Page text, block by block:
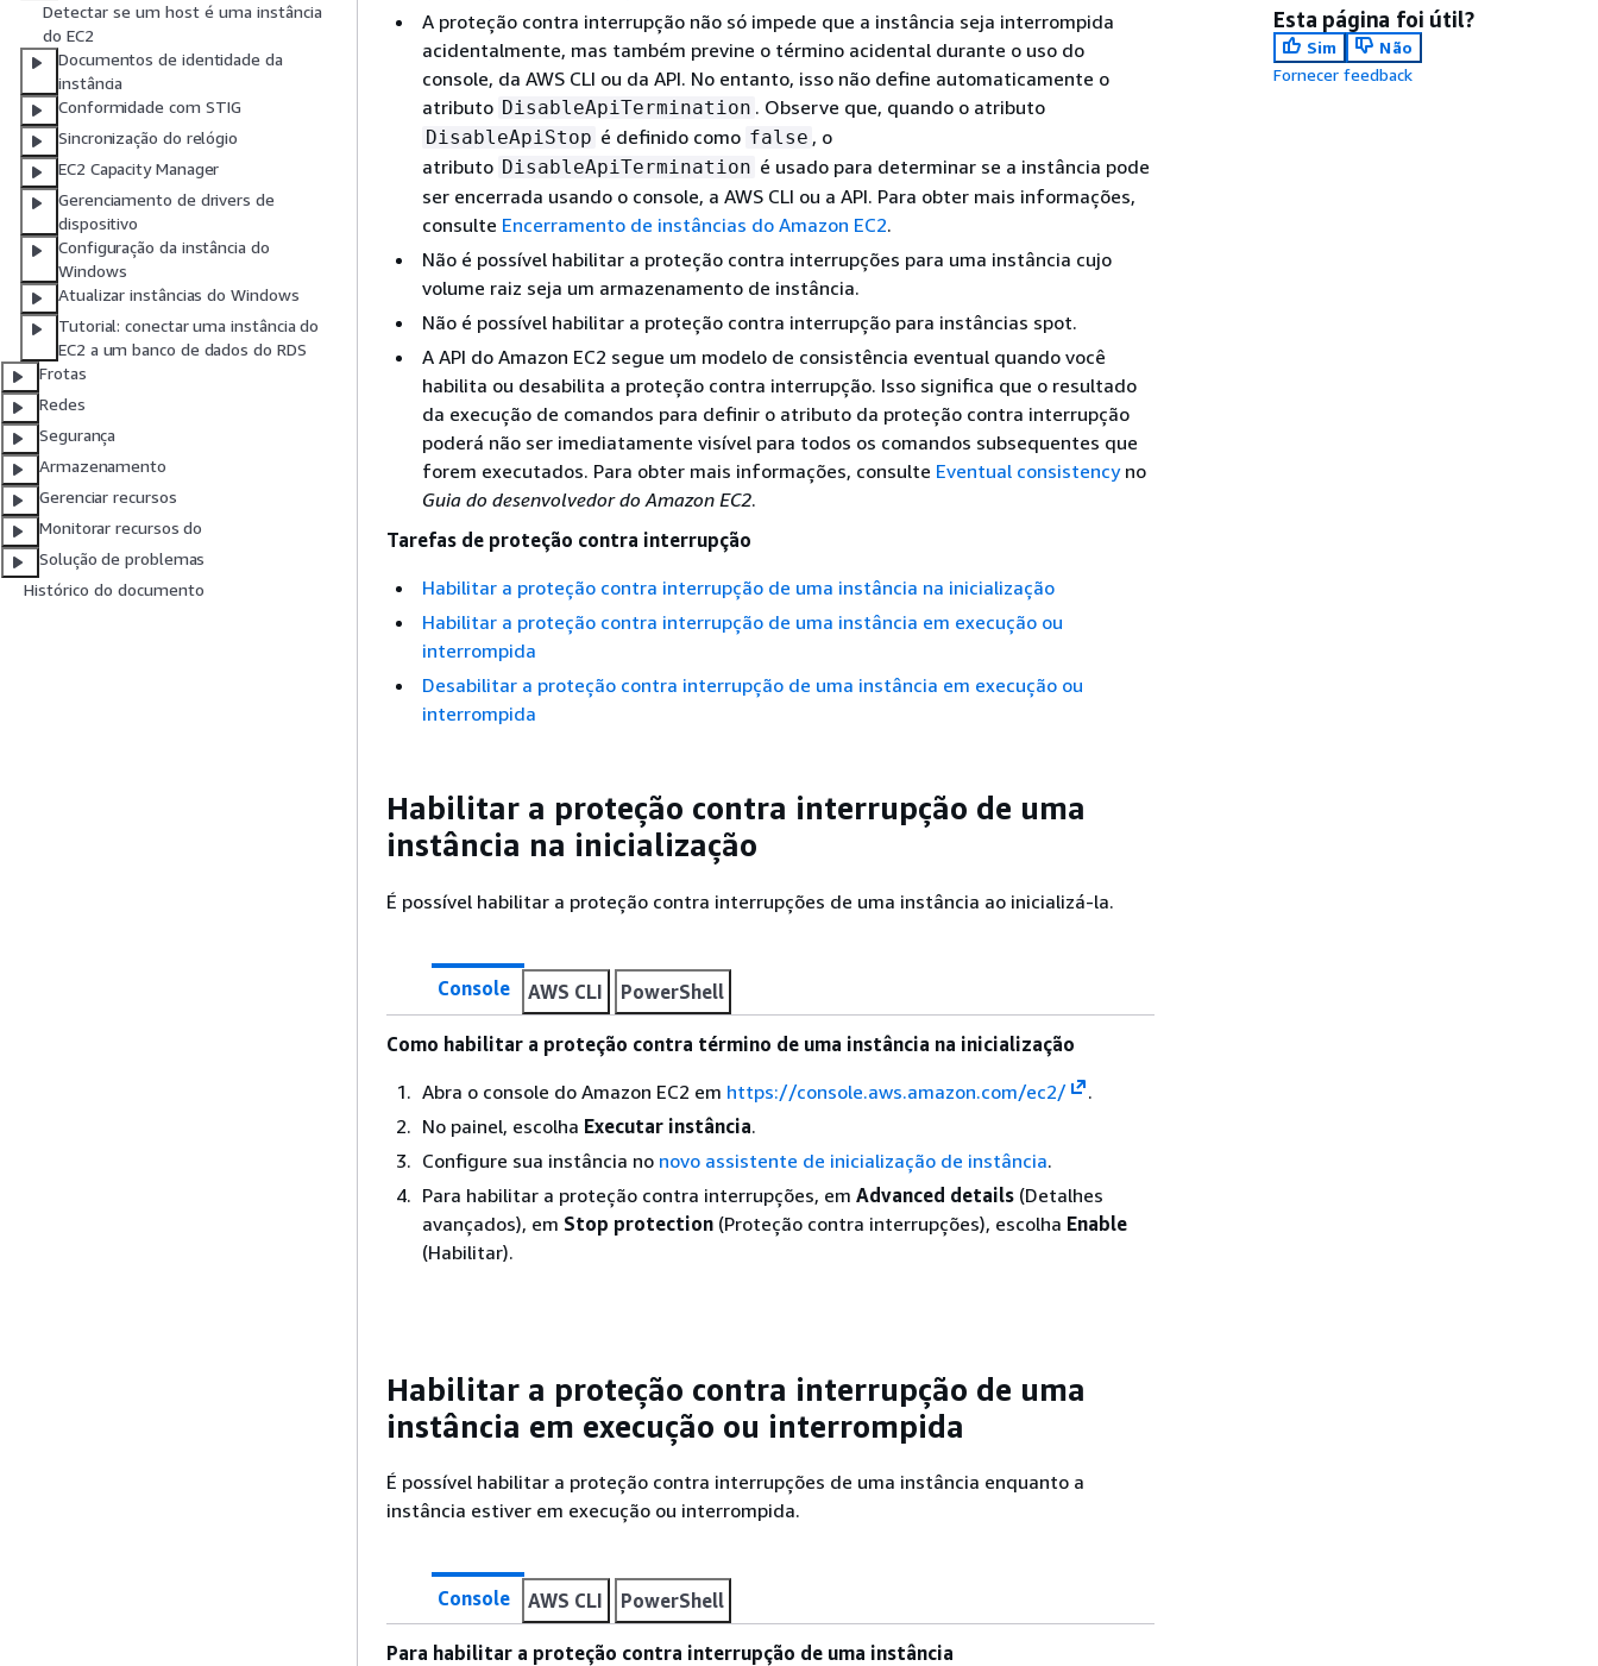
Detectar se um host é uma instância
do EC2
Documentos de identidade da
instância
Conformidade com STIG
Sincronização do relógio
EC2 Capacity Manager
Gerenciamento de drivers de
dispositivo
Configuração da instância do
Windows
Atualizar instâncias do Windows
Tutorial: conectar uma instância do
EC2 a um banco de dados do RDS
Frotas
Redes
Segurança
Armazenamento
Gerenciar recursos
Monitorar recursos do
Solução de problemas
Histórico do documento
A proteção contra interrupção não só impede que a instância seja interrompida
acidentalmente, mas também previne o término acidental durante o uso do
console, da AWS CLI ou da API. No entanto, isso não define automaticamente o
atributo DisableApiTermination . Observe que, quando o atributo
DisableApiStop é definido como false , o
atributo DisableApiTermination é usado para determinar se a instância pode
ser encerrada usando o console, a AWS CLI ou a API. Para obter mais informações,
consulte Encerramento de instâncias do Amazon EC2.
Não é possível habilitar a proteção contra interrupções para uma instância cujo
volume raiz seja um armazenamento de instância.
Não é possível habilitar a proteção contra interrupção para instâncias spot.
A API do Amazon EC2 segue um modelo de consistência eventual quando você
habilita ou desabilita a proteção contra interrupção. Isso significa que o resultado
da execução de comandos para definir o atributo da proteção contra interrupção
poderá não ser imediatamente visível para todos os comandos subsequentes que
forem executados. Para obter mais informações, consulte Eventual consistencyno
Guia do desenvolvedor do Amazon EC2.
Tarefas de proteção contra interrupção
Habilitar a proteção contra interrupção de uma instância na inicialização
Habilitar a proteção contra interrupção de uma instância em execução ou
interrompida
Desabilitar a proteção contra interrupção de uma instância em execução ou
interrompida
Habilitar a proteção contra interrupção de uma
instância na inicialização
É possível habilitar a proteção contra interrupções de uma instância ao inicializá-la.
Console AWS CLI PowerShell
Como habilitar a proteção contra término de uma instância na inicialização
Abra o console do Amazon EC2 em https://console.aws.amazon.com/ec2/
.
No painel, escolha Executar instância.
Configure sua instância no novo assistente de inicialização de instância.
Para habilitar a proteção contra interrupções, em Advanced details (Detalhes
avançados), em Stop protection (Proteção contra interrupções), escolha Enable
(Habilitar).
Habilitar a proteção contra interrupção de uma
instância em execução ou interrompida
É possível habilitar a proteção contra interrupções de uma instância enquanto a
instância estiver em execução ou interrompida.
Console AWS CLI PowerShell
Para habilitar a proteção contra interrupção de uma instância
Esta página foi útil?
Sim
Não
Fornecer feedback